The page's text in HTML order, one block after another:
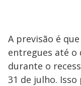
A previsão é
entregues até o
durante o
31 de julho.